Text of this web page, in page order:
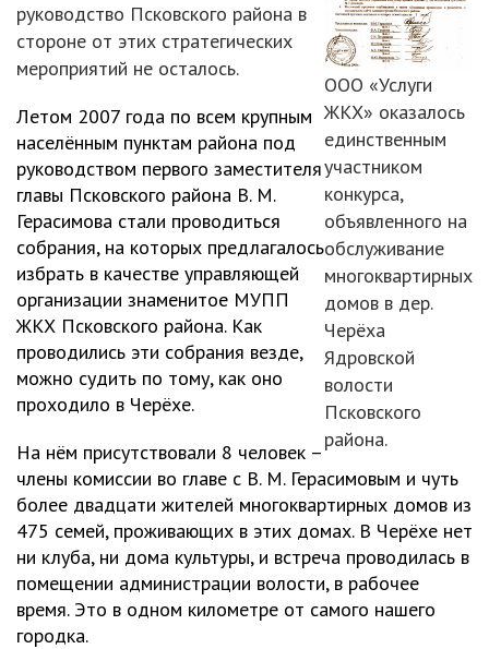
ООО «Услуги
ЖКХ» оказалось
единственным
участником
конкурса,
объявленного на
обслуживание
многоквартирных
домов в дер.
Черёха
Ядровской
волости
Псковского
района.
руководство Псковского района в
стороне от этих стратегических
мероприятий не осталось.
Летом 2007 года по всем крупным
населённым пунктам района под
руководством первого заместителя
главы Псковского района В. М.
Герасимова стали проводиться
собрания, на которых предлагалось
избрать в качестве управляющей
организации знаменитое МУПП
ЖКХ Псковского района. Как
проводились эти собрания везде,
можно судить по тому, как оно
проходило в Черёхе.
На нём присутствовали 8 человек –
члены комиссии во главе с В. М. Герасимовым и чуть
более двадцати жителей многоквартирных домов из
475 семей, проживающих в этих домах. В Черёхе нет
ни клуба, ни дома культуры, и встреча проводилась в
помещении администрации волости, в рабочее
время. Это в одном километре от самого нашего
городка.